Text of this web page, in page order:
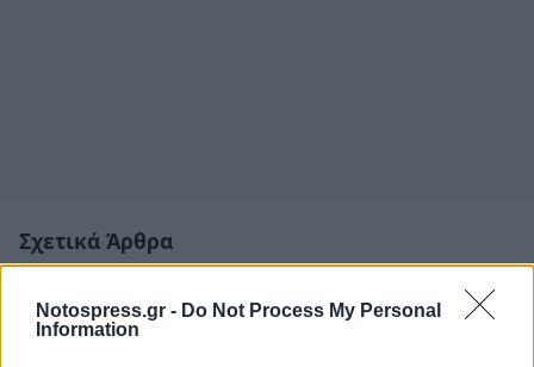
Notospress.gr - Do Not Process My Personal
Information
Σχετικά Άρθρα